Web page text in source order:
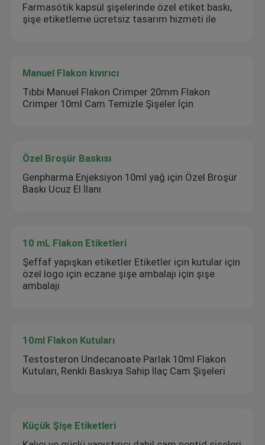
Farmasötik kapsül şişelerinde özel etiket baskı,
şişe etiketleme ücretsiz tasarım hizmeti ile
Manuel Flakon kıvırıcı
Tıbbi Manuel Flakon Crimper 20mm Flakon
Crimper 10ml Cam Temizle Şişeler İçin
Özel Broşür Baskısı
Genpharma Enjeksiyon 10ml yağ için Özel Broşür
Baskı Ucuz El İlanı
10 mL Flakon Etiketleri
Şeffaf yapışkan etiketler Etiketler için kutular için
özel logo için eczane şişe ambalajı için şişe
ambalajı
10ml Flakon Kutuları
Testosteron Undecanoate Parlak 10ml Flakon
Kutuları, Renkli Baskıya Sahip İlaç Cam Şişeleri
Küçük Şişe Etiketleri